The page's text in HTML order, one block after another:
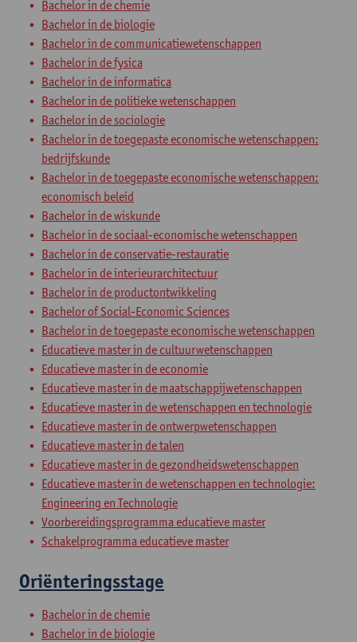
Bachelor in de chemie
Bachelor in de biologie
Bachelor in de communicatiewetenschappen
Bachelor in de fysica
Bachelor in de informatica
Bachelor in de politieke wetenschappen
Bachelor in de sociologie
Bachelor in de toegepaste economische wetenschappen:
bedrijfskunde
Bachelor in de toegepaste economische wetenschappen:
economisch beleid
Bachelor in de wiskunde
Bachelor in de sociaal-economische wetenschappen
Bachelor in de conservatie-restauratie
Bachelor in de interieurarchitectuur
Bachelor in de productontwikkeling
Bachelor of Social-Economic Sciences
Bachelor in de toegepaste economische wetenschappen
Educatieve master in de cultuurwetenschappen
Educatieve master in de economie
Educatieve master in de maatschappijwetenschappen
Educatieve master in de wetenschappen en technologie
Educatieve master in de ontwerpwetenschappen
Educatieve master in de talen
Educatieve master in de gezondheidswetenschappen
Educatieve master in de wetenschappen en technologie:
Engineering en Technologie
Voorbereidingsprogramma educatieve master
Schakelprogramma educatieve master
Oriënteringsstage
Bachelor in de chemie
Bachelor in de biologie